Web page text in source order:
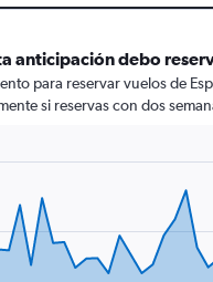
anticipación debo
para reservar vuelos de
si reservas con dos